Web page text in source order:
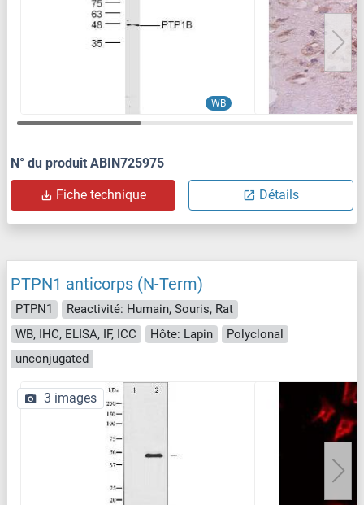
WB
N° du produit ABIN725975
Fiche technique Détails
PTPN1 anticorps (N-Term)
PTPN1
Reactivité: Humain, Souris, Rat
WB, IHC, ELISA, IF, ICC
Hôte: Lapin
Polyclonal
unconjugated
3 images